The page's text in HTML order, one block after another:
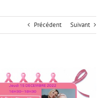
Précédent Suivant